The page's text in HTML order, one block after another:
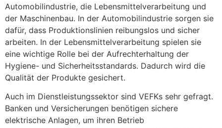
Automobilindustrie, die Lebensmittelverarbeitung und
der Maschinenbau. In der Automobilindustrie sorgen sie
dafür, dass Produktionslinien reibungslos und sicher
arbeiten. In der Lebensmittelverarbeitung spielen sie
eine wichtige Rolle bei der Aufrechterhaltung der
Hygiene- und Sicherheitsstandards. Dadurch wird die
Qualität der Produkte gesichert.
Auch im Dienstleistungssektor sind VEFKs sehr gefragt.
Banken und Versicherungen benötigen sichere
elektrische Anlagen, um ihren Betrieb